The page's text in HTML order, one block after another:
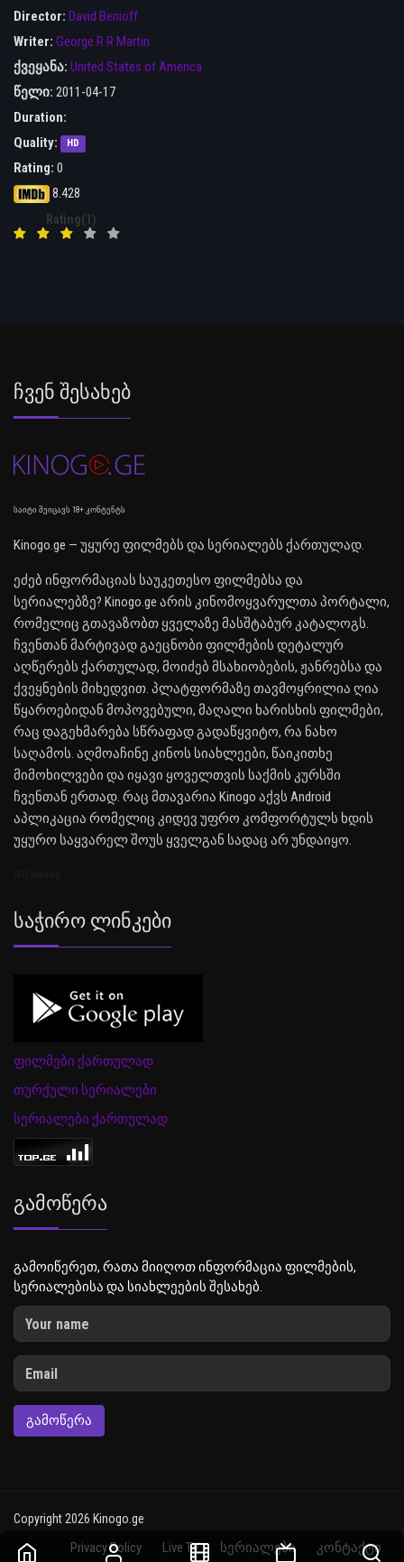
Director: David Benioff
Writer: George R R Martin
ქვეყანა: United States of America
წელი: 2011-04-17
Duration:
Quality:
HD
Rating: 0
8.428
Rating(1)
Ჩვენ Შესახებ
საიტი შეიცავს 18+ კონტენტს
Kinogo.ge — უყურე ფილმებს და სერიალებს ქართულად.
ეძებ ინფორმაციას საუკეთესო ფილმებსა და
სერიალებზე? Kinogo.ge არის კინომოყვარულთა პორტალი,
რომელიც გთავაზობთ ყველაზე მასშტაბურ კატალოგს.
ჩვენთან მარტივად გაეცნობი ფილმების დეტალურ
აღწერებს ქართულად, მოიძებ მსახიობების, ჟანრებსა და
ქვეყნების მიხედვით. პლატფორმაზე თავმოყრილია ღია
წყაროებიდან მოპოვებული, მაღალი ხარისხის ფილმები,
რაც დაგეხმარება სწრაფად გადაწყვიტო, რა ნახო
საღამოს. აღმოაჩინე კინოს სიახლეები, წაიკითხე
მიმოხილვები და იყავი ყოველთვის საქმის კურსში
ჩვენთან ერთად. რაც მთავარია Kinogo აქვს Android
აპლიკაცია რომელიც კიდევ უფრო კომფორტულს ხდის
უყურო საყვარელ შოუს ყველგან სადაც არ უნდაიყო.
Საჭირო Ლინკები
ფილმები ქართულად
თურქული სერიალები
სერიალები ქართულად
Გამოწერა
გამოიწერეთ, რათა მიიღოთ ინფორმაცია ფილმების,
სერიალებისა და სიახლეების შესახებ.
ᲒᲐᲛᲝᲬᲔᲠᲐ
Copyright 2026 Kinogo.ge
Privacy Policy Live TV სერიალები კონტაქტი